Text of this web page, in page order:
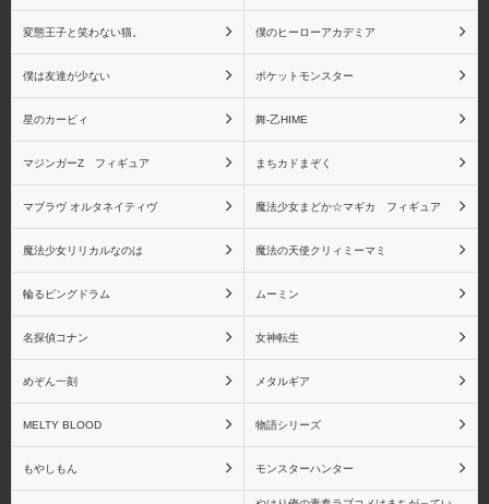
アルファオメガ アルファマックス
エンブレイスジャパン オーキッドシード
回天堂 Gift
変態王子と笑わない猫。 僕のヒーローアカデミア
僕は友達が少ない ポケットモンスター
星のカービィ 舞-乙HIME
マジンガーZ フィギュア まちカドまぞく
マブラヴ オルタネイティヴ 魔法少女まどか☆マギカ フィギュア
魔法少女リリカルなのは 魔法の天使クリィミーマミ
輪るピングドラム ムーミン
名探偵コナン 女神転生
めぞん一刻 メタルギア
MELTY BLOOD 物語シリーズ
もやしもん モンスターハンター